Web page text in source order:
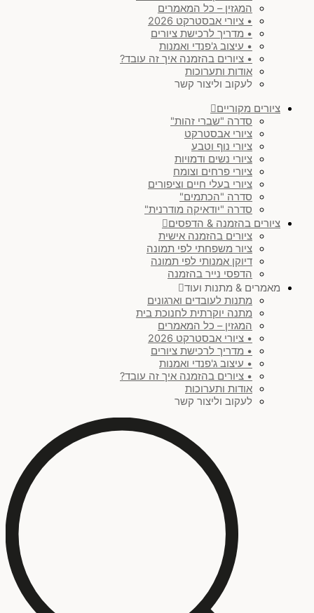
המגזין – כל המאמרים
• ציורי אבסטרקט 2026
• מדריך לרכישת ציורים
• עיצוב ג'פנדי ואמנות
• ציורים בהזמנה איך זה עובד?
אודות ותערוכות
לעקוב וליצור קשר
ציורים מקוריים
סדרה "שברי זהות"
ציורי אבסטרקט
ציורי נוף וטבע
ציורי נשים ודמויות
ציורי פרחים וצומח
ציורי בעלי חיים וציפורים
סדרה "הכתמים"
סדרה "יודאיקה מודרנית"
ציורים בהזמנה & הדפסים
ציורים בהזמנה אישית
ציור משפחתי לפי תמונה
דיוקן אמנותי לפי תמונה
הדפסי נייר בהזמנה
מאמרים & מתנות ועוד
מתנות לעובדים וארגונים
מתנה יוקרתית לחנוכת בית
המגזין – כל המאמרים
• ציורי אבסטרקט 2026
• מדריך לרכישת ציורים
• עיצוב ג'פנדי ואמנות
• ציורים בהזמנה איך זה עובד?
אודות ותערוכות
לעקוב וליצור קשר